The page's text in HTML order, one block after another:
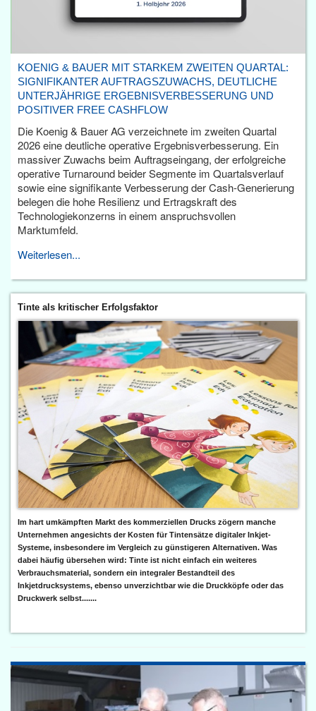
KOENIG & BAUER MIT STARKEM ZWEITEN QUARTAL:
SIGNIFIKANTER AUFTRAGSZUWACHS, DEUTLICHE
UNTERJÄHRIGE ERGEBNISVERBESSERUNG UND
POSITIVER FREE CASHFLOW
Die Koenig & Bauer AG verzeichnete im zweiten Quartal
2026 eine deutliche operative Ergebnisverbesserung. Ein
massiver Zuwachs beim Auftragseingang, der erfolgreiche
operative Turnaround beider Segmente im Quartalsverlauf
sowie eine signifikante Verbesserung der Cash-Generierung
belegen die hohe Resilienz und Ertragskraft des
Technologiekonzerns in einem anspruchsvollen
Marktumfeld.
Weiterlesen...
Tinte als kritischer Erfolgsfaktor
Im hart umkämpften Markt des kommerziellen Drucks zögern manche
Unternehmen angesichts der Kosten für Tintensätze digitaler Inkjet-
Systeme, insbesondere im Vergleich zu günstigeren Alternativen. Was
dabei häufig übersehen wird: Tinte ist nicht einfach ein weiteres
Verbrauchsmaterial, sondern ein integraler Bestandteil des
Inkjetdrucksystems, ebenso unverzichtbar wie die Druckköpfe oder das
Druckwerk selbst.......